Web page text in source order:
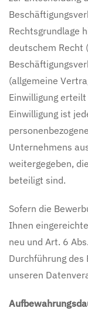
Rechtsgrundlage
deutschem Recht
(allgemeine
Einwilligung erteilt
Einwilligung ist
Unternehmens
weitergegeben,
beteiligt sind.
Sofern die
Ihnen
neu und Art. 6
Durchführung
unseren